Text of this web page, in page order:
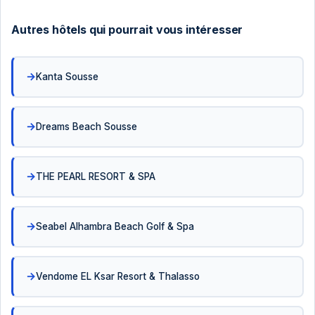
Autres hôtels qui pourrait vous intéresser
Kanta Sousse
Dreams Beach Sousse
THE PEARL RESORT & SPA
Seabel Alhambra Beach Golf & Spa
Vendome EL Ksar Resort & Thalasso